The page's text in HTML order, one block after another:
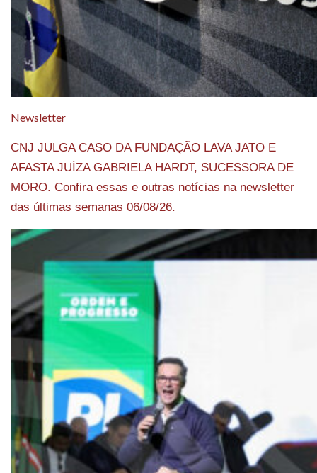
Newsletter
CNJ JULGA CASO DA FUNDAÇÃO LAVA JATO E
AFASTA JUÍZA GABRIELA HARDT, SUCESSORA DE
MORO. Confira essas e outras notícias na newsletter
das últimas semanas 06/08/26.